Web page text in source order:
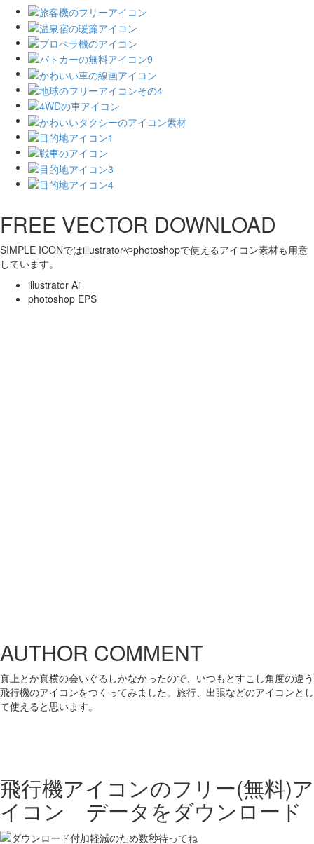
FREE VECTOR DOWNLOAD
SIMPLE ICONではillustratorやphotoshopで使えるアイコン素材も用意
しています。
illustrator Ai
photoshop EPS
AUTHOR COMMENT
真上とか真横の会いぐるしかなかったので、いつもとすこし角度の違う
飛行機のアイコンをつくってみました。旅行、出張などのアイコンとし
て使えると思います。
飛行機アイコンのフリー(無料)ア
イコン データをダウンロード